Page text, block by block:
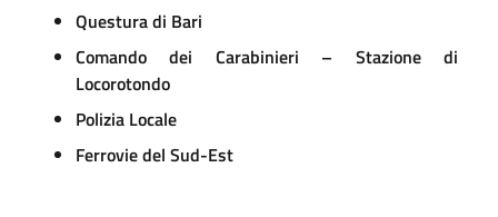
Questura di Bari
Comando dei Carabinieri – Stazione di
Locorotondo
Polizia Locale
Ferrovie del Sud-Est